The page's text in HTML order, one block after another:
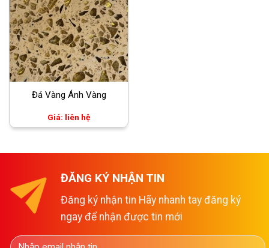
Đá Vàng Ánh Vàng
Giá: liên hệ
ĐĂNG KÝ NHẬN TIN
Đăng ký nhận tin Hãy nhanh tay đăng ký
ngay để nhận được tin mới